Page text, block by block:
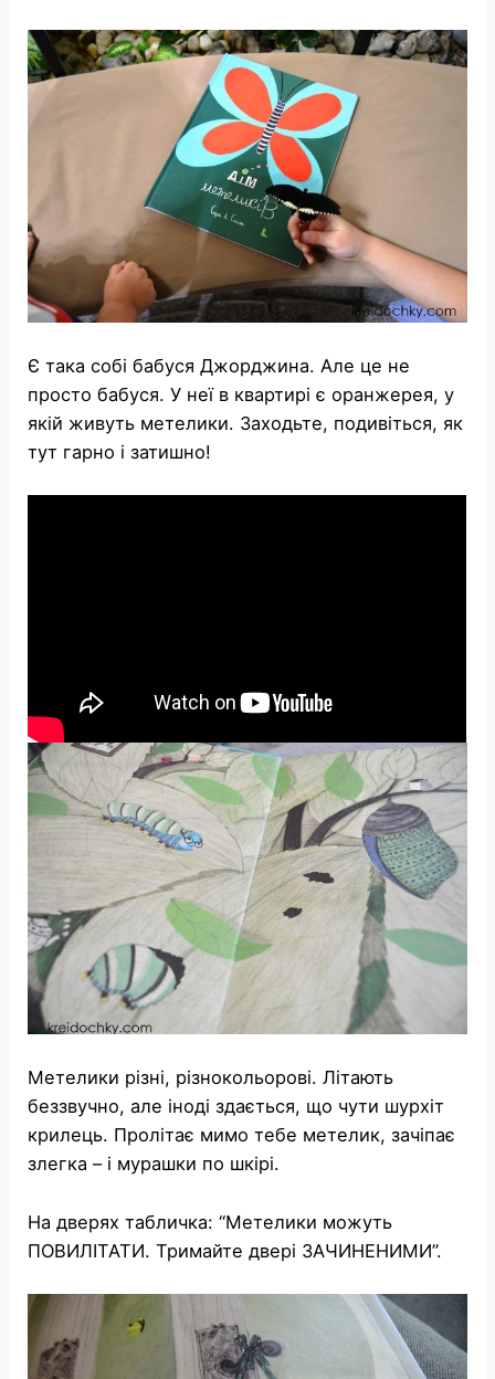
Є така собі бабуся Джорджина. Але це не
просто бабуся. У неї в квартирі є оранжерея, у
якій живуть метелики. Заходьте, подивіться, як
тут гарно і затишно!
Метелики різні, різнокольорові. Літають
беззвучно, але іноді здається, що чути шурхіт
крилець. Пролітає мимо тебе метелик, зачіпає
злегка – і мурашки по шкірі.
На дверях табличка: “Метелики можуть
ПОВИЛІТАТИ. Тримайте двері ЗАЧИНЕНИМИ”.